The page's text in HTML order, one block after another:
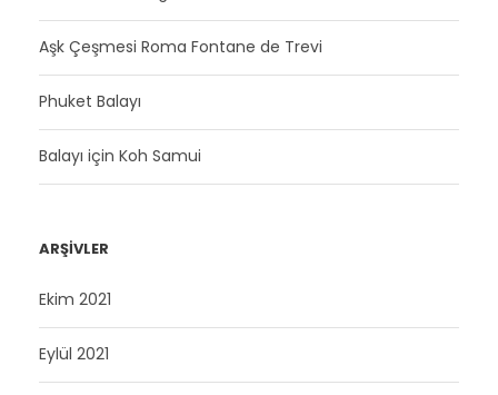
Aşk Çeşmesi Roma Fontane de Trevi
Phuket Balayı
Balayı için Koh Samui
ARŞIVLER
Ekim 2021
Eylül 2021